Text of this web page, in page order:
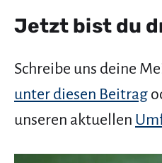
Jetzt bist du
Schreibe uns deine
unter diesen Beitrag
unseren aktuellen